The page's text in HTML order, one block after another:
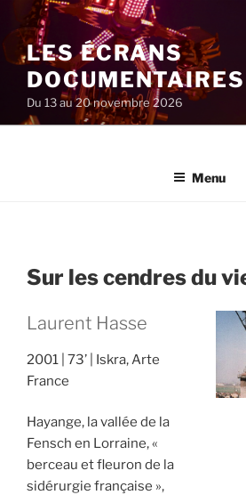
au
contenu
principal
LES ÉCRANS
DOCUMENTAIRES
Du 13 au 20 novembre 2026
Menu
Sur les cendres du
Laurent Hasse
2001 73’
Iskra, Arte
France
Hayange, la vallée de la
Fensch en Lorraine, «
berceau et fleuron de la
sidérurgie française »,